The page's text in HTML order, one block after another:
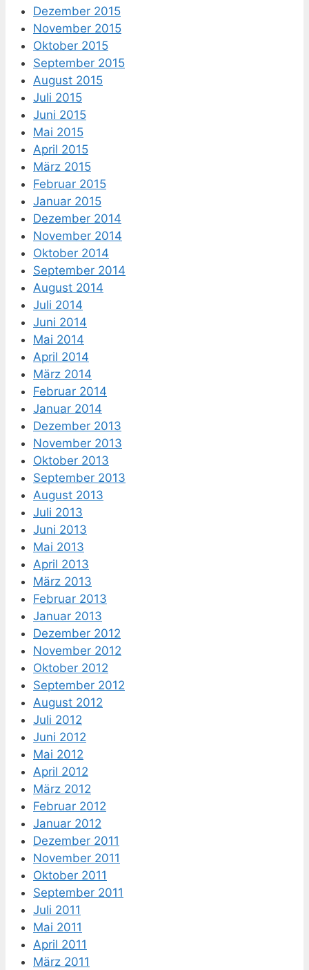
Dezember 2015
November 2015
Oktober 2015
September 2015
August 2015
Juli 2015
Juni 2015
Mai 2015
April 2015
März 2015
Februar 2015
Januar 2015
Dezember 2014
November 2014
Oktober 2014
September 2014
August 2014
Juli 2014
Juni 2014
Mai 2014
April 2014
März 2014
Februar 2014
Januar 2014
Dezember 2013
November 2013
Oktober 2013
September 2013
August 2013
Juli 2013
Juni 2013
Mai 2013
April 2013
März 2013
Februar 2013
Januar 2013
Dezember 2012
November 2012
Oktober 2012
September 2012
August 2012
Juli 2012
Juni 2012
Mai 2012
April 2012
März 2012
Februar 2012
Januar 2012
Dezember 2011
November 2011
Oktober 2011
September 2011
Juli 2011
Mai 2011
April 2011
März 2011